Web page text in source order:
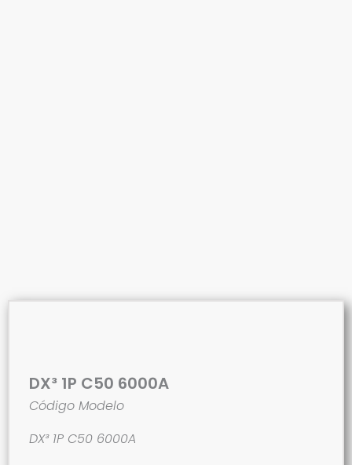
DX³ 1P C50 6000A
Código Modelo
DX³ 1P C50 6000A